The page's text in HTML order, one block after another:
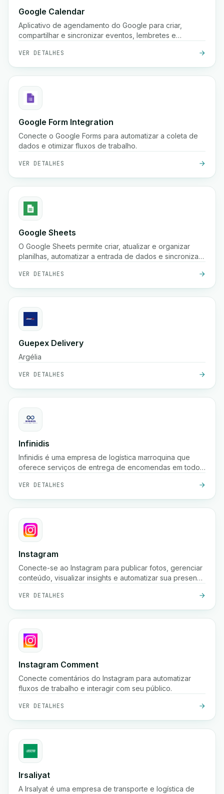
Google Calendar
Aplicativo de agendamento do Google para criar,
compartilhar e sincronizar eventos, lembretes e
VER DETALHES
Google Form Integration
Conecte o Google Forms para automatizar a coleta de
dados e otimizar fluxos de trabalho.
VER DETALHES
Google Sheets
O Google Sheets permite criar, atualizar e organizar
planilhas, automatizar a entrada de dados e sincronizar
colaboração e insights.
VER DETALHES
Guepex Delivery
Argélia
VER DETALHES
Infinidis
Infinidis é uma empresa de logística marroquina que
oferece serviços de entrega de encomendas em todo
com opções de envio rápido como entrega em 24
horas e rastreamento em tempo real.
VER DETALHES
Instagram
Conecte-se ao Instagram para publicar fotos, gerenciar
conteúdo, visualizar insights e automatizar sua presença
VER DETALHES
Instagram Comment
Conecte comentários do Instagram para automatizar
fluxos de trabalho e interagir com seu público.
VER DETALHES
Irsaliyat
A Irsalyat é uma empresa de transporte e logística de